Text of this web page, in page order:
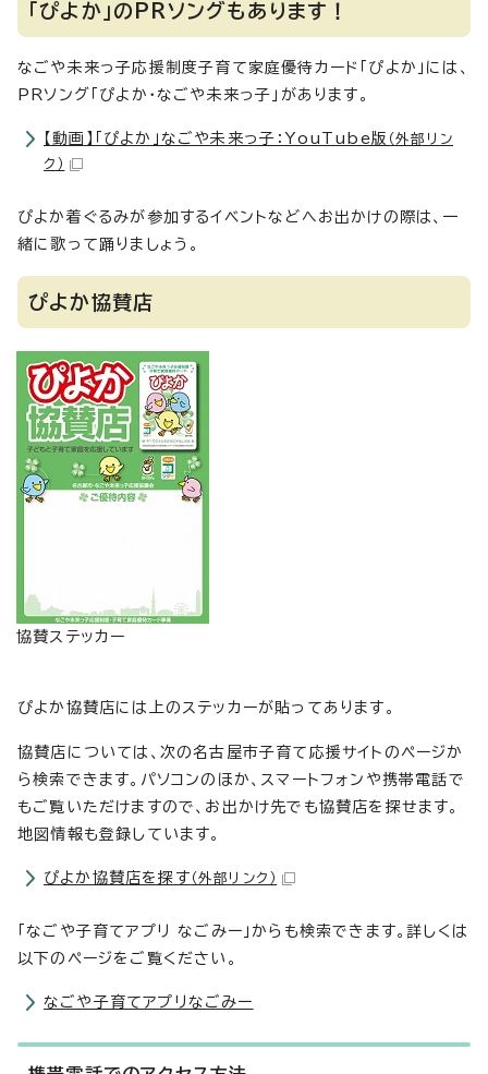
「ぴよか」のPRソングもあります！
なごや未来っ子応援制度子育て家庭優待カード「ぴよか」には、
PRソング「ぴよか・なごや未来っ子」があります。
【動画】「ぴよか」なごや未来っ子：YouTube版 （外部リン
ク）
ぴよか着ぐるみが参加するイベントなどへお出かけの際は、一
緒に歌って踊りましょう。
ぴよか協賛店
協賛ステッカー
ぴよか協賛店には上のステッカーが貼ってあります。
協賛店については、次の名古屋市子育て応援サイトのページか
ら検索できます。パソコンのほか、スマートフォンや携帯電話で
もご覧いただけますので、お出かけ先でも協賛店を探せます。
地図情報も登録しています。
ぴよか協賛店を探す （外部リンク）
「なごや子育てアプリ なごみー」からも検索できます。詳しくは
以下のページをご覧ください。
なごや子育てアプリなごみー